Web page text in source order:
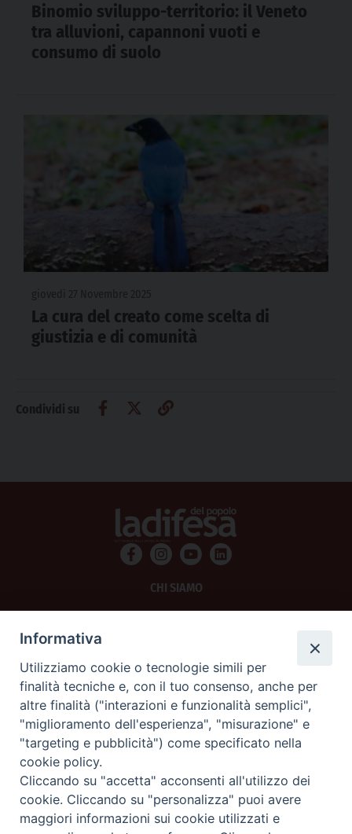
Binomio sviluppo-territorio: il Veneto
tra alluvioni, capannoni vuoti e
consumo di suolo
La cura del creato come scelta di
giustizia e di comunità
Condividi su
CHI SIAMO
SCRIVICI
La Difesa srl - P.iva 05125420280
La Difesa del Popolo percepisce i contributi pubblici all'editoria.
La Difesa del Popolo, tramite la Fisc (Federazione Italiana Settimanali Cattolici)
ha aderito allo IAP (Istituto dell'Autodisciplina Pubblicitaria) accettando il Codice
di Autodisciplina della Comunicazione Commerciale.
La Difesa del Popolo è una testata registrata presso il Tribunale di Padova
decreto del 15 giugno 1950 al n. 37 del registro periodici.
Informativa
Utilizziamo cookie o tecnologie simili per
finalità tecniche e, con il tuo consenso, anche per
altre finalità ("interazioni e funzionalità semplici",
"miglioramento dell'esperienza", "misurazione" e
"targeting e pubblicità") come specificato nella
cookie policy.
Cliccando su "accetta" acconsenti all'utilizzo dei
cookie. Cliccando su "personalizza" puoi avere
maggiori informazioni sui cookie utilizzati e